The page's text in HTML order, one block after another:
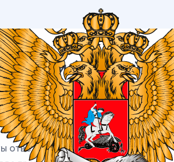
(типовой)
/ Русский / 09
/ 89
ответов, в которых во всех